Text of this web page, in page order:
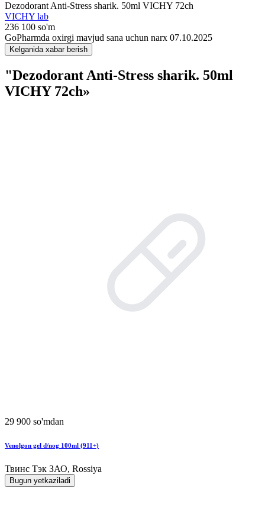
Dezodorant Anti-Stress sharik. 50ml VICHY 72ch
VICHY lab
236 100 so'm
GoPharmda oxirgi mavjud sana uchun narx 07.10.2025
Kelganida xabar berish
"Dezodorant Anti-Stress sharik. 50ml
VICHY 72ch»
29 900 so'mdan
Venolgon gel d/nog 100ml (911+)
Твинс Тэк ЗАО, Rossiya
Bugun yetkaziladi